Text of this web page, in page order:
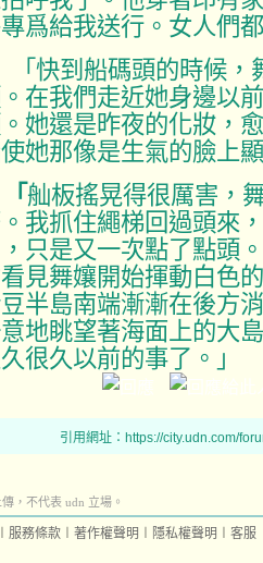
爲給我送行。女人們
「快到船碼頭的時候
在我們走近她身邊以
她還是昨夜的化妝，
她那像是生氣的臉上
「 舢板搖晃得很厲害，
我抓住繩梯回過頭來
，只是又一次點了點頭
見舞孃開始揮動白色
半島南端漸漸在後方
地眺望著海面上的大
很久以前的事了。」
引用網址：https://city.udn.com/
，不代表 udn 立場。
服務條款 著作權聲明 隱私權聲明 客服